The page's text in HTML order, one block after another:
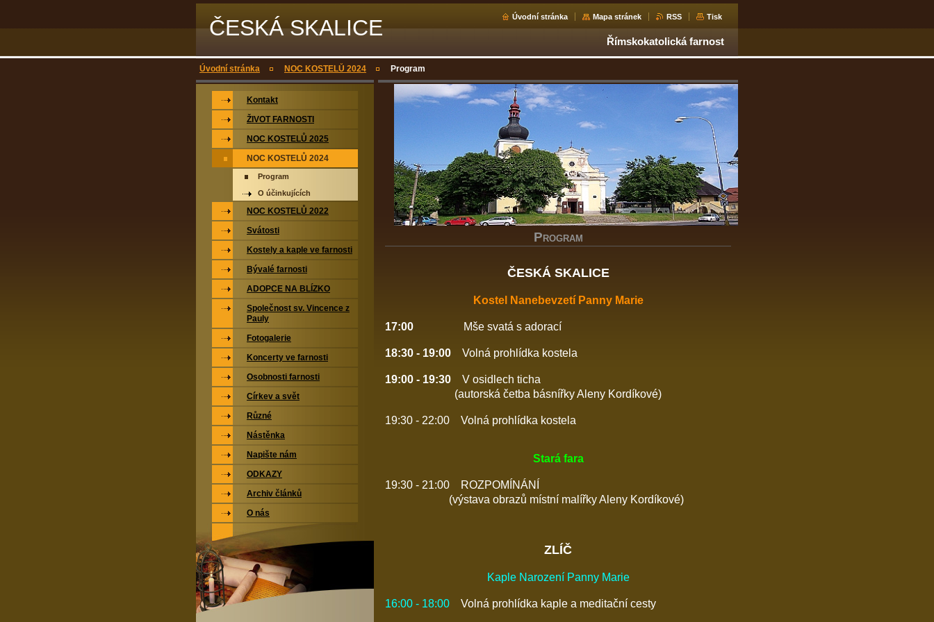
ČESKÁ SKALICE Úvodní stránka Mapa stránek RSS Tisk
Římskokatolická farnost
Úvodní stránka NOC KOSTELŮ 2024 Program
P ROGRAM
ČESKÁ SKALICE
Kostel Nanebevzetí Panny Marie
17:00 Mše svatá s adorací
18:30 - 19:00 Volná prohlídka kostela
19:00 - 19:30 V osidlech ticha
(autorská četba básnířky Aleny Kordíkové)
19:30 - 22:00 Volná prohlídka kostela
Stará fara
19:30 - 21:00
ROZPOMÍNÁNÍ
(výstava obrazů místní malířky Aleny Kordíkové)
ZLÍČ
Kaple Narození Panny Marie
16:00 - 18:00 Volná prohlídka kaple a meditační cesty
Kontakt
ŽIVOT FARNOSTI
NOC KOSTELŮ 2025
NOC KOSTELŮ 2024
Program
O účinkujících
NOC KOSTELŮ 2022
Svátosti
Kostely a kaple ve farnosti
Bývalé farnosti
ADOPCE NA BLÍZKO
Společnost sv. Vincence z
Pauly
Fotogalerie
Koncerty ve farnosti
Osobnosti farnosti
Církev a svět
Různé
Nástěnka
Napište nám
ODKAZY
Archiv článků
O nás